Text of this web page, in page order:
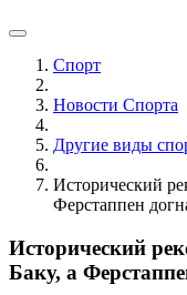
Спорт
Новости Cпорта
Другие виды
Исторический
Ферстаппен
Исторический
Баку, а